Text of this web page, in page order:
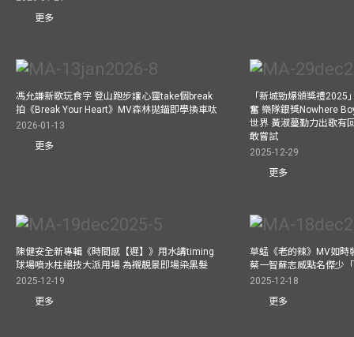
更多
馮允謙新歌玩食字 登山跑步讓心靈take個break
拍《Break Your Heart》MV森林拋錨即學換車呔
2026-01-13
更多
「新城勁爆頒獎禮2025
奮 樂隊銀獎Nowhere
世界 黃淑蔓勤力出歌有
敢嘗試
2025-12-29
更多
陳健安全新專輯《時間感【遲】》用水講timing
球場噴水柱絕技大派用場 為襯靚景即場染黑髮
2025-12-19
更多
草蜢《老的辣》MV如時
蔡一智蘇志威點名傑少
2025-12-18
更多